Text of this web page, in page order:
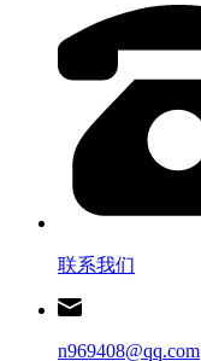
联系我们
n969408@qq.com